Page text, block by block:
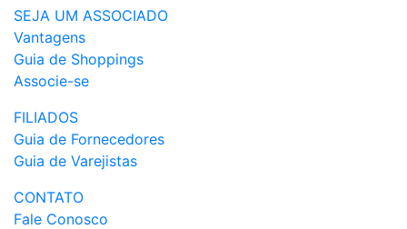
SEJA UM ASSOCIADO
Vantagens
Guia de Shoppings
Associe-se
FILIADOS
Guia de Fornecedores
Guia de Varejistas
CONTATO
Fale Conosco